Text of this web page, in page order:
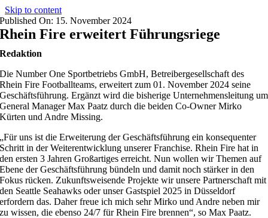
Skip to content
Published On: 15. November 2024
Rhein Fire erweitert Führungsriege
Redaktion
Die Number One Sportbetriebs GmbH, Betreibergesellschaft des
Rhein Fire Footballteams, erweitert zum 01. November 2024 seine
Geschäftsführung. Ergänzt wird die bisherige Unternehmensleitung um
General Manager Max Paatz durch die beiden Co-Owner Mirko
Kürten und Andre Missing.
„Für uns ist die Erweiterung der Geschäftsführung ein konsequenter
Schritt in der Weiterentwicklung unserer Franchise. Rhein Fire hat in
den ersten 3 Jahren Großartiges erreicht. Nun wollen wir Themen auf
Ebene der Geschäftsführung bündeln und damit noch stärker in den
Fokus rücken. Zukunftsweisende Projekte wir unsere Partnerschaft mit
den Seattle Seahawks oder unser Gastspiel 2025 in Düsseldorf
erfordern das. Daher freue ich mich sehr Mirko und Andre neben mir
zu wissen, die ebenso 24/7 für Rhein Fire brennen“, so Max Paatz.